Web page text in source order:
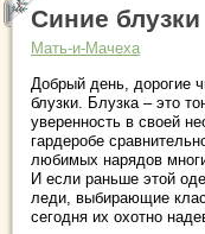
Синие
Мать-и-Мачеха
Добрый день, дорогие
блузки. Блузка – это
уверенность в своей
гардеробе
любимых нарядов
И если раньше этой
леди, выбирающие
сегодня их охотно